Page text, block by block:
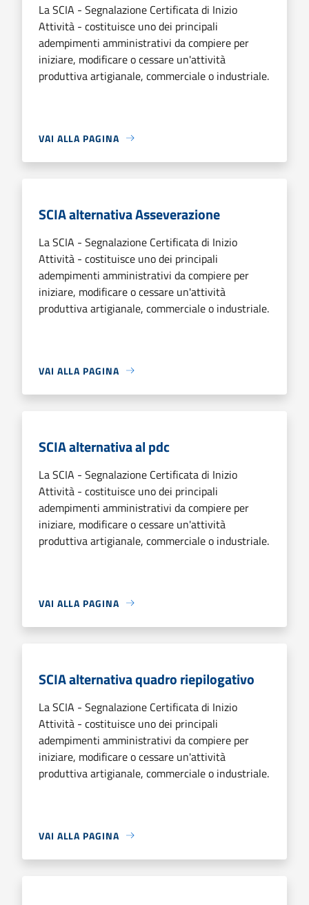
La SCIA - Segnalazione Certificata di Inizio
Attività - costituisce uno dei principali
adempimenti amministrativi da compiere per
iniziare, modificare o cessare un'attività
produttiva artigianale, commerciale o industriale.
VAI ALLA PAGINA
SCIA alternativa Asseverazione
La SCIA - Segnalazione Certificata di Inizio
Attività - costituisce uno dei principali
adempimenti amministrativi da compiere per
iniziare, modificare o cessare un'attività
produttiva artigianale, commerciale o industriale.
VAI ALLA PAGINA
SCIA alternativa al pdc
La SCIA - Segnalazione Certificata di Inizio
Attività - costituisce uno dei principali
adempimenti amministrativi da compiere per
iniziare, modificare o cessare un'attività
produttiva artigianale, commerciale o industriale.
VAI ALLA PAGINA
SCIA alternativa quadro riepilogativo
La SCIA - Segnalazione Certificata di Inizio
Attività - costituisce uno dei principali
adempimenti amministrativi da compiere per
iniziare, modificare o cessare un'attività
produttiva artigianale, commerciale o industriale.
VAI ALLA PAGINA